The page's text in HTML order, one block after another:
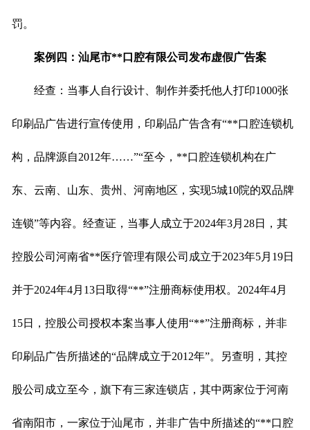
罚。
案例四：汕尾市**口腔有限公司发布虚假广告案
经查：当事人自行设计、制作并委托他人打印1000张
印刷品广告进行宣传使用，印刷品广告含有“**口腔连锁机
构，品牌源自2012年……”“至今，**口腔连锁机构在广
东、云南、山东、贵州、河南地区，实现5城10院的双品牌
连锁”等内容。经查证，当事人成立于2024年3月28日，其
控股公司河南省**医疗管理有限公司成立于2023年5月19日
并于2024年4月13日取得“**”注册商标使用权。2024年4月
15日，控股公司授权本案当事人使用“**”注册商标，并非
印刷品广告所描述的“品牌成立于2012年”。另查明，其控
股公司成立至今，旗下有三家连锁店，其中两家位于河南
省南阳市，一家位于汕尾市，并非广告中所描述的“**口腔